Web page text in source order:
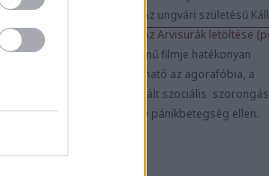
alapján. Az ungvári születésű
Az Arvisurák letöltése
című filmje hatékonyan
alkalmazható az agorafóbia, a
generalizált szociális
a kognitív pánikbetegség ellen.
- Történelem és
vár, Kárpátalja
az Ung-
egy